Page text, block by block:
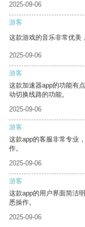
2025-09-06
游客
这款游戏的音乐非常优美
2025-09-06
游客
这款加速器app的功能有
动切换线路的功能。
2025-09-06
游客
这款app的客服非常专业
作。
2025-09-06
游客
这款app的用户界面简洁
悉操作。
2025-09-06